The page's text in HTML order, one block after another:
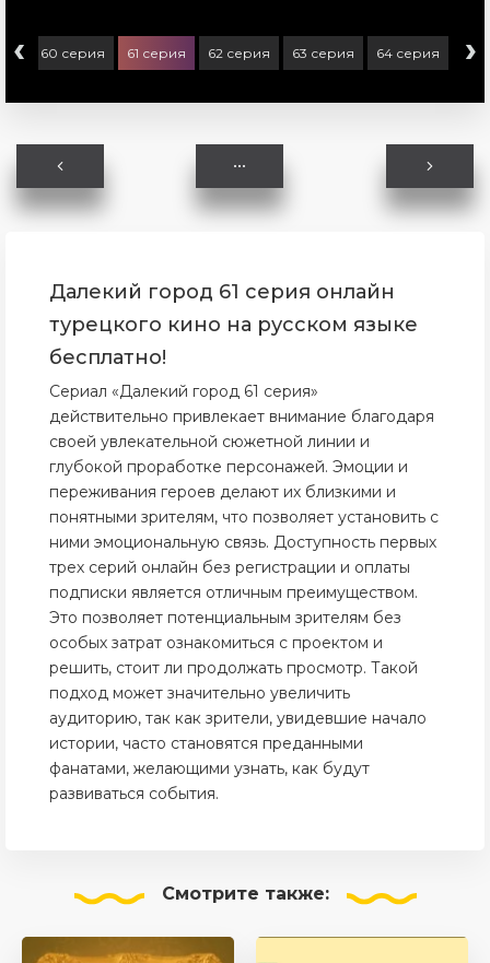
‹ 60 серия 61 серия 62 серия 63 серия 64 серия ›
Далекий город 61 серия онлайн
турецкого кино на русском языке
бесплатно!
Сериал «Далекий город 61 серия»
действительно привлекает внимание благодаря
своей увлекательной сюжетной линии и
глубокой проработке персонажей. Эмоции и
переживания героев делают их близкими и
понятными зрителям, что позволяет установить с
ними эмоциональную связь. Доступность первых
трех серий онлайн без регистрации и оплаты
подписки является отличным преимуществом.
Это позволяет потенциальным зрителям без
особых затрат ознакомиться с проектом и
решить, стоит ли продолжать просмотр. Такой
подход может значительно увеличить
аудиторию, так как зрители, увидевшие начало
истории, часто становятся преданными
фанатами, желающими узнать, как будут
развиваться события.
Смотрите также: